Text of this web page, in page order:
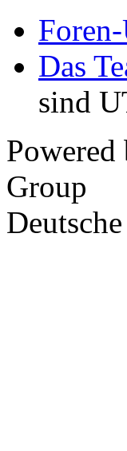
Das
sind
Powered
Group